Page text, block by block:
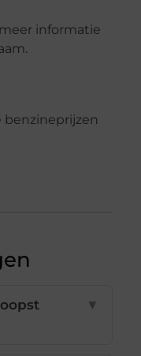
informatie
benzineprijzen
▼